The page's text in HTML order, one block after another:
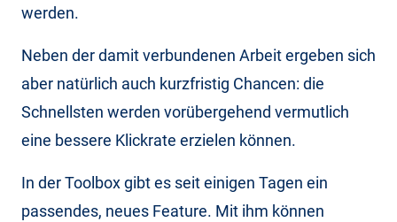
werden.
Neben der damit verbundenen Arbeit ergeben sich
aber natürlich auch kurzfristig Chancen: die
Schnellsten werden vorübergehend vermutlich
eine bessere Klickrate erzielen können.
In der Toolbox gibt es seit einigen Tagen ein
passendes, neues Feature. Mit ihm können